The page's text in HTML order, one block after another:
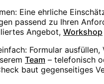
Eine ehrliche
passend zu Ihren
Angebot, Workshop
Formular
Team – telefonisch
baut gegenseitiges